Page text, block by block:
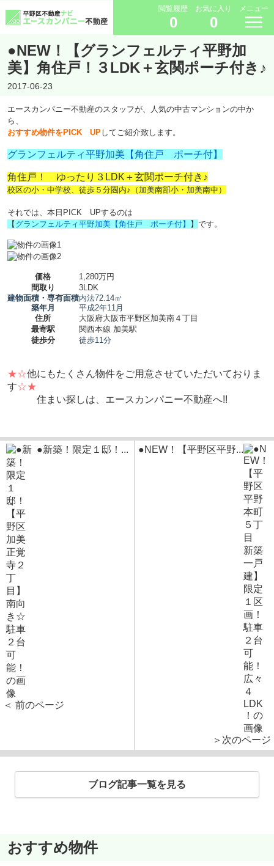
閲覧履歴
0
お気に入り
0
メニュー
●NEW！【グランフェルティ平野加
美】角住戸！３LDK＋玄関ポーチ付き♪
2017-06-23
エースカンパニー不動産のスタッフが、人気の中古マンションの中か
ら、
おすすめ物件をPICK UPしてご紹介致します。
グランフェルティ平野加美【角住戸 ポーチ付】
角住戸！ ゆったり３LDK＋玄関ポーチ付き♪
校区の小・中学校、徒歩５分圏内♪（加美南部小・加美南中）
それでは、本日PICK UPするのは
【 グランフェルティ平野加美【角住戸 ポーチ付】 】 です。
価格
1,280万円
間取り
3LDK
建物面積・専有面積内法72.14㎡
築年月
平成2年11月
住所
大阪府大阪市平野区加美南４丁目
最寄駅
関西本線 加美駅
徒歩分
徒歩11分
★☆他にもたくさん物件をご用意させていただいておりま
す☆★
住まい探しは、エースカンパニー不動産へ!!
●新築！限定１邸！...
＜ 前のページ
●NEW！【平野区平野...
＞次のページ
ブログ記事一覧を見る
おすすめ物件